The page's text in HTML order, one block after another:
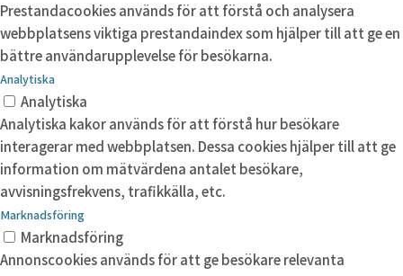
Prestandacookies används för att förstå och analysera
webbplatsens viktiga prestandaindex som hjälper till att ge en
bättre användarupplevelse för besökarna.
Analytiska
Analytiska
Analytiska kakor används för att förstå hur besökare
interagerar med webbplatsen. Dessa cookies hjälper till att ge
information om mätvärdena antalet besökare,
avvisningsfrekvens, trafikkälla, etc.
Marknadsföring
Marknadsföring
Annonscookies används för att ge besökare relevanta